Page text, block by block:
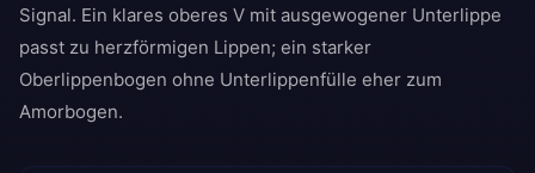
Signal. Ein klares oberes V mit ausgewogener Unterlippe
passt zu herzförmigen Lippen; ein starker
Oberlippenbogen ohne Unterlippenfülle eher zum
Amorbogen.